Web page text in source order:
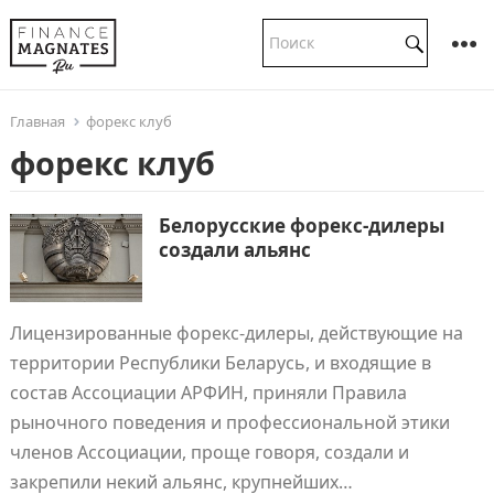
Главная форекс клуб
форекс клуб
Белорусские форекс-дилеры
создали альянс
Лицензированные форекс-дилеры, действующие на
территории Республики Беларусь, и входящие в
состав Ассоциации АРФИН, приняли Правила
рыночного поведения и профессиональной этики
членов Ассоциации, проще говоря, создали и
закрепили некий альянс, крупнейших…